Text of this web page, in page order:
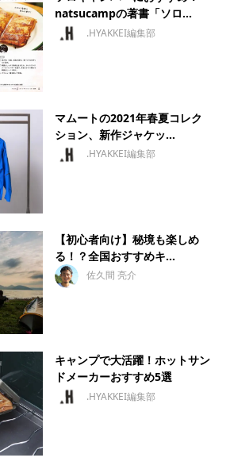
natsucampの著書「ソロ...
.HYAKKEI編集部
マムートの2021年春夏コレク
ション、新作ジャケッ...
.HYAKKEI編集部
【初心者向け】秘境も楽しめ
る！？全国おすすめキ...
佐久間 亮介
キャンプで大活躍！ホットサン
ドメーカーおすすめ5選
.HYAKKEI編集部